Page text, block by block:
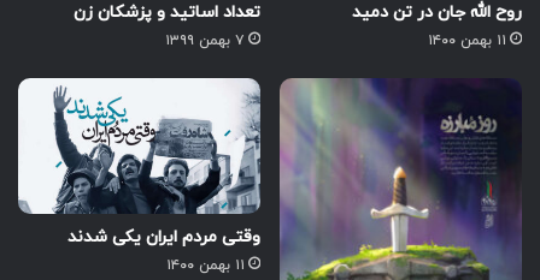
روح الله جان در تن دمید
۱۱ بهمن ۱۴۰۰
تعداد اساتید و پزشکان زن
۷ بهمن ۱۳۹۹
وقتی مردم ایران یکی شدند
۱۱ بهمن ۱۴۰۰